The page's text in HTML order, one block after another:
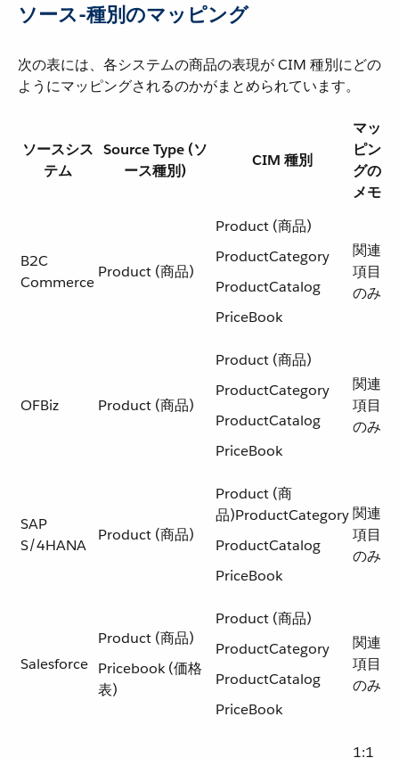
ソース-種別のマッピング
次の表には、各システムの商品の表現が CIM 種別にどの
ようにマッピングされるのかがまとめられています。
ソースシス
テム
Source Type (ソ
ース種別)
CIM 種別
マッ
ピン
グの
メモ
B2C
Commerce
Product (商品)
Product (商品)
ProductCategory
ProductCatalog
PriceBook
関連
項目
のみ
OFBiz Product (商品)
Product (商品)
ProductCategory
ProductCatalog
PriceBook
関連
項目
のみ
SAP
S/4HANA
Product (商品)
Product (商
品)ProductCategory
ProductCatalog
PriceBook
関連
項目
のみ
Salesforce
Product (商品)
Pricebook (価格
表)
Product (商品)
ProductCategory
ProductCatalog
PriceBook
関連
項目
のみ
1:1